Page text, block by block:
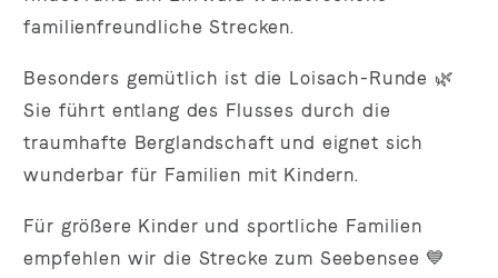
familienfreundliche Strecken.
Besonders gemütlich ist die Loisach-Runde 🌿
Sie führt entlang des Flusses durch die
traumhafte Berglandschaft und eignet sich
wunderbar für Familien mit Kindern.
Für größere Kinder und sportliche Familien
empfehlen wir die Strecke zum Seebensee 💙